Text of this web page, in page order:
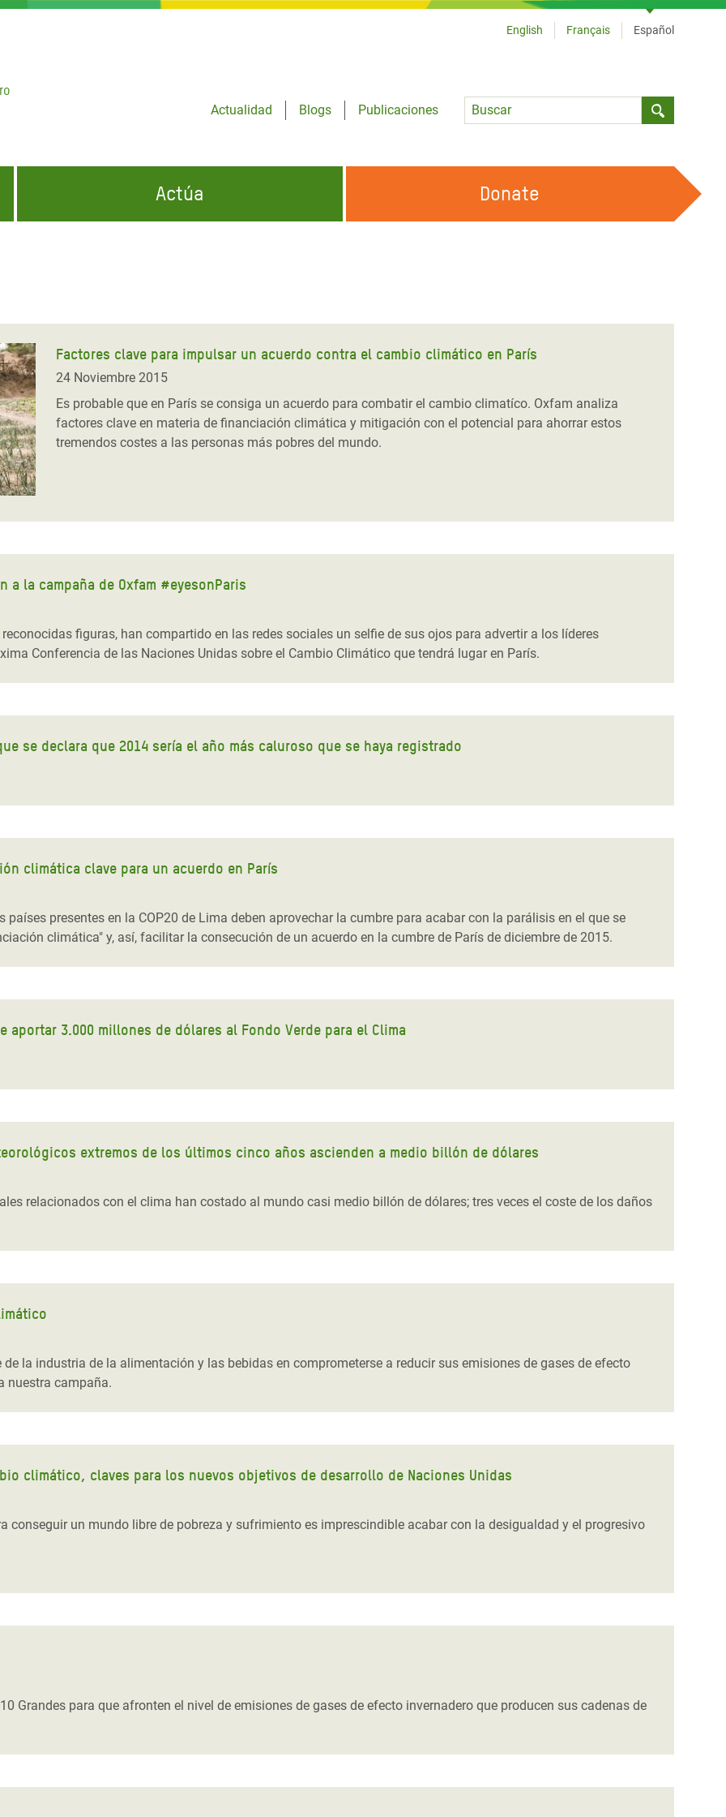
Actualidad
Blogs
Publicaciones
Language
English Français Español
por la Crisis en
y Alimentaria
Oriental
Personas Refugiadas
del Sur
Refugiados Rohinyá
Yemen
Actúa Donate
Factores clave para impulsar un acuerdo contra el cambio climático en París
24 Noviembre 2015
Es probable que en París se consiga un acuerdo para combatir el cambio climatíco. Oxfam analiza
factores clave en materia de financiación climática y mitigación con el potencial para ahorrar estos
tremendos costes a las personas más pobres del mundo.
a la campaña de Oxfam #eyesonParis
figuras, han compartido en las redes sociales un selfie de sus ojos para advertir a los líderes
Conferencia de las Naciones Unidas sobre el Cambio Climático que tendrá lugar en París.
se declara que 2014 sería el año más caluroso que se haya registrado
climática clave para un acuerdo en París
presentes en la COP20 de Lima deben aprovechar la cumbre para acabar con la parálisis en el que se
climática" y, así, facilitar la consecución de un acuerdo en la cumbre de París de diciembre de 2015.
aportar 3.000 millones de dólares al Fondo Verde para el Clima
extremos de los últimos cinco años ascienden a medio billón de dólares
relacionados con el clima han costado al mundo casi medio billón de dólares; tres veces el coste de los daños
la industria de la alimentación y las bebidas en comprometerse a reducir sus emisiones de gases de efecto
nuestra campaña.
climático, claves para los nuevos objetivos de desarrollo de Naciones Unidas
conseguir un mundo libre de pobreza y sufrimiento es imprescindible acabar con la desigualdad y el progresivo
Grandes para que afronten el nivel de emisiones de gases de efecto invernadero que producen sus cadenas de